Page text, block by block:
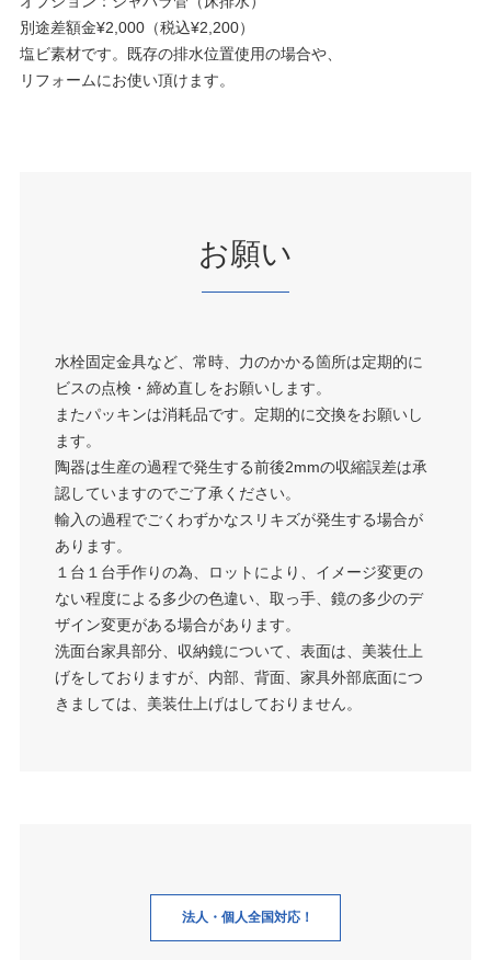
別途差額金¥2,000（税込¥2,200）
塩ビ素材です。既存の排水位置使用の場合や、
リフォームにお使い頂けます。
お願い
水栓固定金具など、常時、力のかかる箇所は定期的に
ビスの点検・締め直しをお願いします。
またパッキンは消耗品です。定期的に交換をお願いし
ます。
陶器は生産の過程で発生する前後2mmの収縮誤差は承
認していますのでご了承ください。
輸入の過程でごくわずかなスリキズが発生する場合が
あります。
１台１台手作りの為、ロットにより、イメージ変更の
ない程度による多少の色違い、取っ手、鏡の多少のデ
ザイン変更がある場合があります。
洗面台家具部分、収納鏡について、表面は、美装仕上
げをしておりますが、内部、背面、家具外部底面につ
きましては、美装仕上げはしておりません。
法人・個人全国対応！